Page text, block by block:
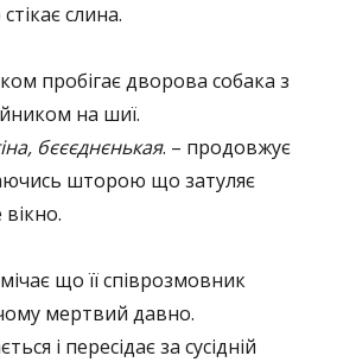
слина.
пробігає дворова собака з
на шиї.
бєєєднєнькая. – продовжує
шторою що затуляє
що її співрозмовник
мертвий давно.
і пересідає за сусідній